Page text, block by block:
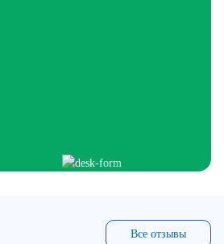
Все отзывы